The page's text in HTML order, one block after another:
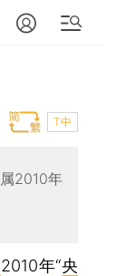
T中
2010年
2010年“央